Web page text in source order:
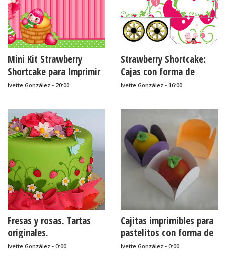
Etiquetas:
cumpleaños,
dulcero,
etiquetas,
Fresita,
imprimibles,
recuerditos,
sorpresas,
souvenirs,
Strawberry Shortcake
Mini Kit Strawberry
Shortcake para Imprimir
Gratis.
Ivette González - 20:00
Strawberry Shortcake:
Cajas con forma de
Carruaje para Imprimir
Ivette González - 16:00
Fresas y rosas. Tartas
originales.
Ivette González - 0:00
Cajitas imprimibles para
pastelitos con forma de
tulipán.
Ivette González - 0:00